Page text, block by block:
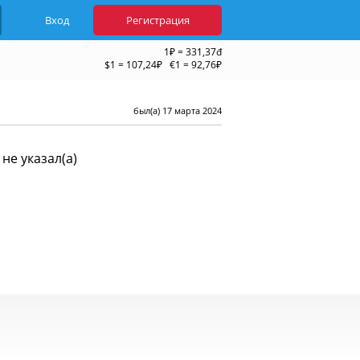
Вход Регистрация
1₽ = 331,37đ
$1 = 107,24₽ €1 = 92,76₽
был(а) 17 марта 2024
указал(а)